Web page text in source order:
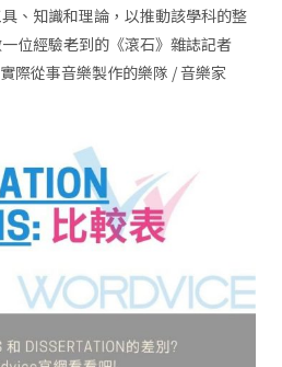
、知識和理論，以推動該學科的整
位經驗老到的《滾石》雜誌記者
際從事音樂製作的樂隊 / 音樂家